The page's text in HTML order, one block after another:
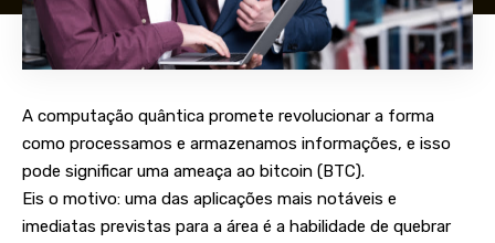
A computação quântica promete revolucionar a forma
como processamos e armazenamos informações, e isso
pode significar uma ameaça ao bitcoin (BTC).
Eis o motivo: uma das aplicações mais notáveis e
imediatas previstas para a área é a habilidade de quebrar